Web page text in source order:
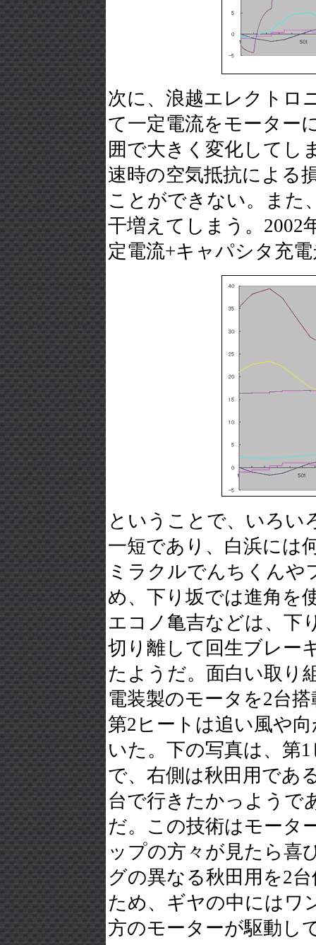
次に、浪越エレクトロ
て一定電流をモーター
囲で大きく変化してし
速時の空気抵抗による
ことができない。また
干増えてしまう。2002
定電流+キャパシタ充
ということで、いろい
一短であり、白浜には
ミラクルでんちくんや
め、下り坂では進角を
エコノ亀吉などは、下
切り離して回生ブレー
たようだ。面白い取り
電装製のモータを2台
第2ヒートは追い風や
いた。下の写真は、第
で、右側は秋田用であ
台で行きたかっようで
だ。この技術はモータ
ップの方々が見たら喜
グの異なる秋田用を2
ため、ギヤの中にはワ
方のモーターが駆動し